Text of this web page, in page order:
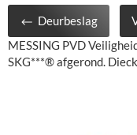
Deurbeslag
MESSING PVD
SKG***® afgerond.